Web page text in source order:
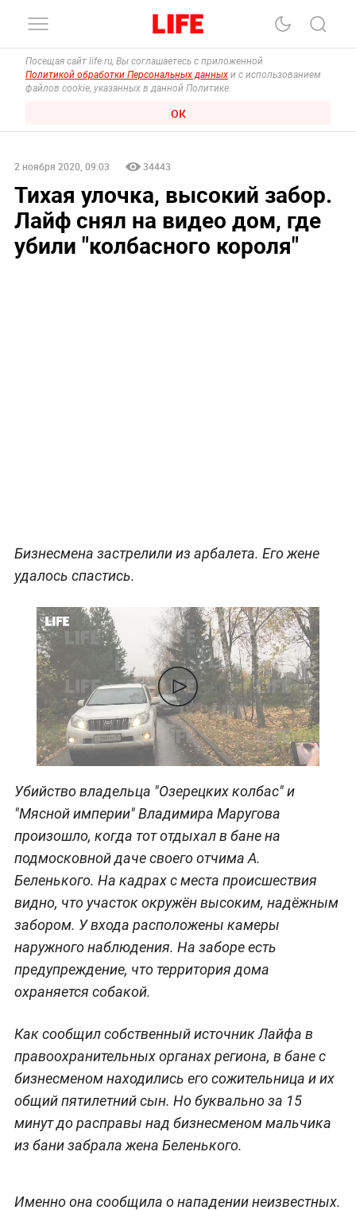
Посещая сайт life.ru, Вы соглашаетесь с приложенной
Политикой обработки Персональных данных и с использованием
файлов cookie, указанных в данной Политике.
ОК
2 ноября 2020, 09:03 34443
Тихая улочка, высокий забор.
Лайф снял на видео дом, где
убили "колбасного короля"
Бизнесмена застрелили из арбалета. Его жене
удалось спастись.
Убийство владельца "Озерецких колбас" и
"Мясной империи" Владимира Маругова
произошло, когда тот отдыхал в бане на
подмосковной даче своего отчима А.
Беленького. На кадрах с места происшествия
видно, что участок окружён высоким, надёжным
забором. У входа расположены камеры
наружного наблюдения. На заборе есть
предупреждение, что территория дома
охраняется собакой.
Как сообщил собственный источник Лайфа в
правоохранительных органах региона, в бане с
бизнесменом находились его сожительница и их
общий пятилетний сын. Но буквально за 15
минут до расправы над бизнесменом мальчика
из бани забрала жена Беленького.
Именно она сообщила о нападении неизвестных.